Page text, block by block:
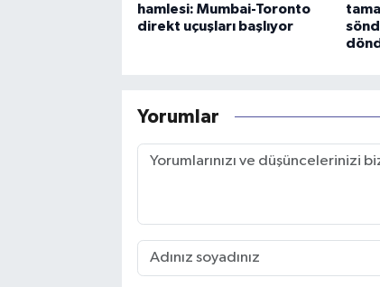
hamlesi: Mumbai-Toronto
direkt uçuşları başlıyor
Yorumlar